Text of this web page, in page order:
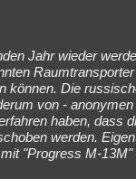
Jahr wieder
können. Die
von - anonymen
haben, dass
werden.
"Progress M-